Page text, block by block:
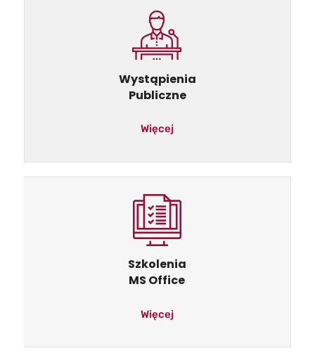
Wystąpienia
Publiczne
Więcej
Szkolenia
MS Office
Więcej